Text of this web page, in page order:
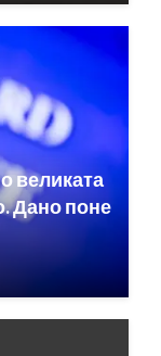
великата
Дано поне